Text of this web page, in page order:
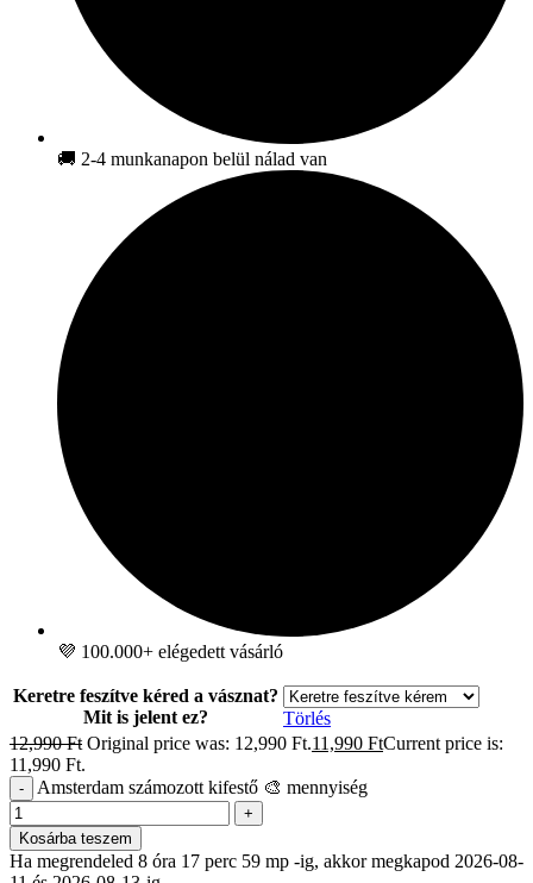
🚚 2-4 munkanapon belül nálad van
💜 100.000+ elégedett vásárló
Keretre feszítve kéred a vásznat?
Mit is jelent ez?
Törlés
12,990Ft Original price was: 12,990 Ft.11,990 FtCurrent price is:
11,990 Ft.
- Amsterdam számozott kifestő 🎨 mennyiség
+
Kosárba teszem
Ha megrendeled 8 óra 17 perc 58 mp -ig, akkor megkapod 2026-08-